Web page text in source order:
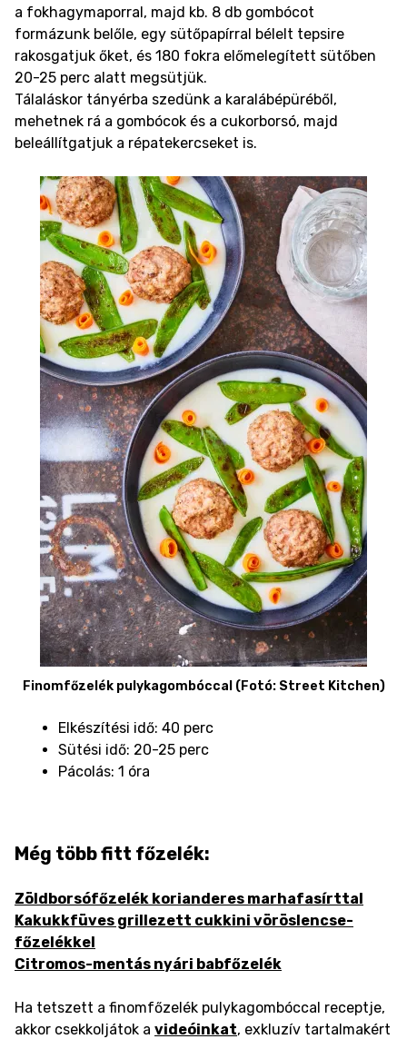
a fokhagymaporral, majd kb. 8 db gombócot
formázunk belőle, egy sütőpapírral bélelt tepsire
rakosgatjuk őket, és 180 fokra előmelegített sütőben
20-25 perc alatt megsütjük.
Tálaláskor tányérba szedünk a karalábépüréből,
mehetnek rá a gombócok és a cukorborsó, majd
beleállítgatjuk a répatekercseket is.
Finomfőzelék pulykagombóccal (Fotó: Street Kitchen)
Elkészítési idő: 40 perc
Sütési idő: 20-25 perc
Pácolás: 1 óra
Még több fitt főzelék:
Zöldborsófőzelék korianderes marhafasírttal
Kakukkfüves grillezett cukkini vöröslencse-
főzelékkel
Citromos-mentás nyári babfőzelék
Ha tetszett a finomfőzelék pulykagombóccal receptje,
akkor csekkoljátok a videóinkat, exkluzív tartalmakért